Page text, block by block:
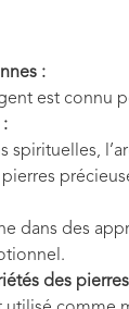
:
est connu
:
spirituelles,
dans des
des